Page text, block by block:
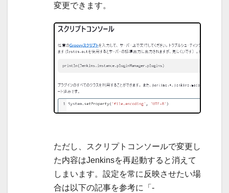
変更できます。
ただし、スクリプトコンソールで変更し
た内容はJenkinsを再起動すると消えて
しまいます。設定を常に反映させたい場
合は以下の記事を参考に「-